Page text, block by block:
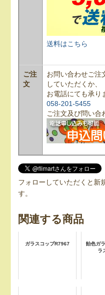
送料はこちら
ご注
文
お問い合わせご注
していただくか、
お電話にても承り
058-201-5455
ご注文及び問い合
フォローしていただくと新
す。
関連する商品
ガラスコップR7967
飴色ガ
ラ